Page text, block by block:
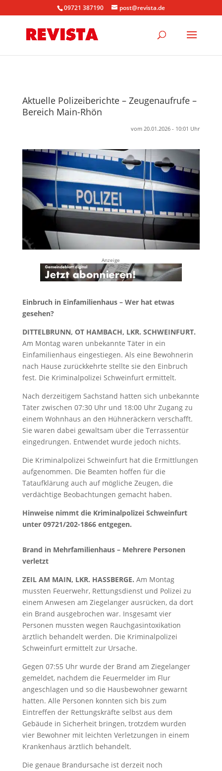
09721 387190 post@revista.de
Aktuelle Polizeiberichte – Zeugenaufrufe –
Bereich Main-Rhön
vom 20.01.2026 - 10:01 Uhr
Anzeige
Einbruch in Einfamilienhaus – Wer hat etwas
gesehen?
DITTELBRUNN, OT HAMBACH, LKR. SCHWEINFURT.
Am Montag waren unbekannte Täter in ein
Einfamilienhaus eingestiegen. Als eine Bewohnerin
nach Hause zurückkehrte stellte sie den Einbruch
fest. Die Kriminalpolizei Schweinfurt ermittelt.
Nach derzeitigem Sachstand hatten sich unbekannte
Täter zwischen 07:30 Uhr und 18:00 Uhr Zugang zu
einem Wohnhaus an den Hühneräckern verschafft.
Sie waren dabei gewaltsam über die Terrassentür
eingedrungen. Entwendet wurde jedoch nichts.
Die Kriminalpolizei Schweinfurt hat die Ermittlungen
aufgenommen. Die Beamten hoffen für die
Tataufklärung auch auf mögliche Zeugen, die
verdächtige Beobachtungen gemacht haben.
Hinweise nimmt die Kriminalpolizei Schweinfurt
unter 09721/202-1866 entgegen.
Brand in Mehrfamilienhaus – Mehrere Personen
verletzt
ZEIL AM MAIN, LKR. HASSBERGE. Am Montag
mussten Feuerwehr, Rettungsdienst und Polizei zu
einem Anwesen am Ziegelanger ausrücken, da dort
ein Brand ausgebrochen war. Insgesamt vier
Personen mussten wegen Rauchgasintoxikation
ärztlich behandelt werden. Die Kriminalpolizei
Schweinfurt ermittelt zur Ursache.
Gegen 07:55 Uhr wurde der Brand am Ziegelanger
gemeldet, nachdem die Feuermelder im Flur
angeschlagen und so die Hausbewohner gewarnt
hatten. Alle Personen konnten sich bis zum
Eintreffen der Rettungskräfte selbst aus dem
Gebäude in Sicherheit bringen, trotzdem wurden
vier Bewohner mit leichten Verletzungen in einem
Krankenhaus ärztlich behandelt.
Die genaue Brandursache ist derzeit noch